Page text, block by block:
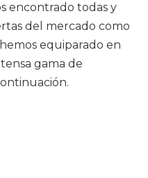
encontrado todas y
del mercado como
equiparado en
gama de